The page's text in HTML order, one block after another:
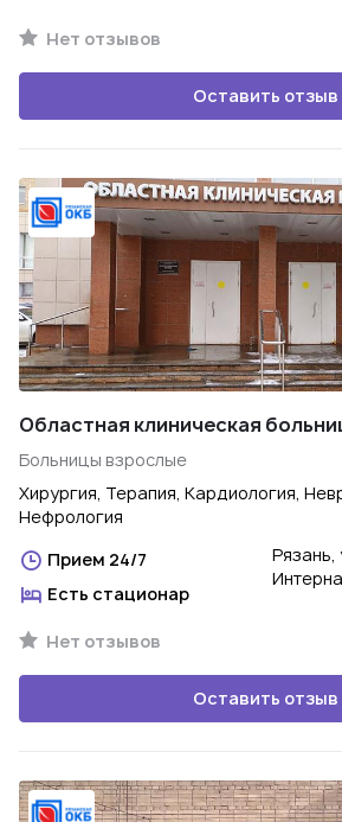
Нет отзывов
Оставить отзыв
Областная клиническая
Больницы взрослые
Хирургия, Терапия, Кардиология,
Нефрология
Прием 24/7
Есть стационар
Рязань,
Нет отзывов
Оставить отзыв